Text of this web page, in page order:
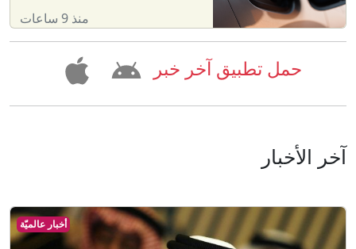
منذ 9 ساعات
حمل تطبيق آخر خبر
آخر الأخبار
أخبار عالميّة